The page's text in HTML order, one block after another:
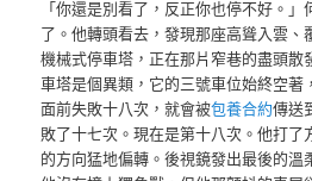
「你還是別看了，反正你也停不好。
了。他轉頭看去，發現那座高聳入雲、
機械式停車塔，正在那片窄巷的盡頭散
車塔是個異類，它的三號車位始終空著
面前失敗十八次，就會被包養合約傳送
敗了十七次。現在是第十八次。他打
的方向猛地偏轉。後視鏡發出最後的溫